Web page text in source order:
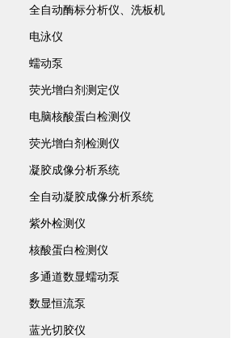
全自动酶标分析仪、洗板机
电泳仪
蠕动泵
荧光增白剂测定仪
电脑核酸蛋白检测仪
荧光增白剂检测仪
凝胶成像分析系统
全自动凝胶成像分析系统
紫外检测仪
核酸蛋白检测仪
多通道数显蠕动泵
数显恒流泵
蓝光切胶仪